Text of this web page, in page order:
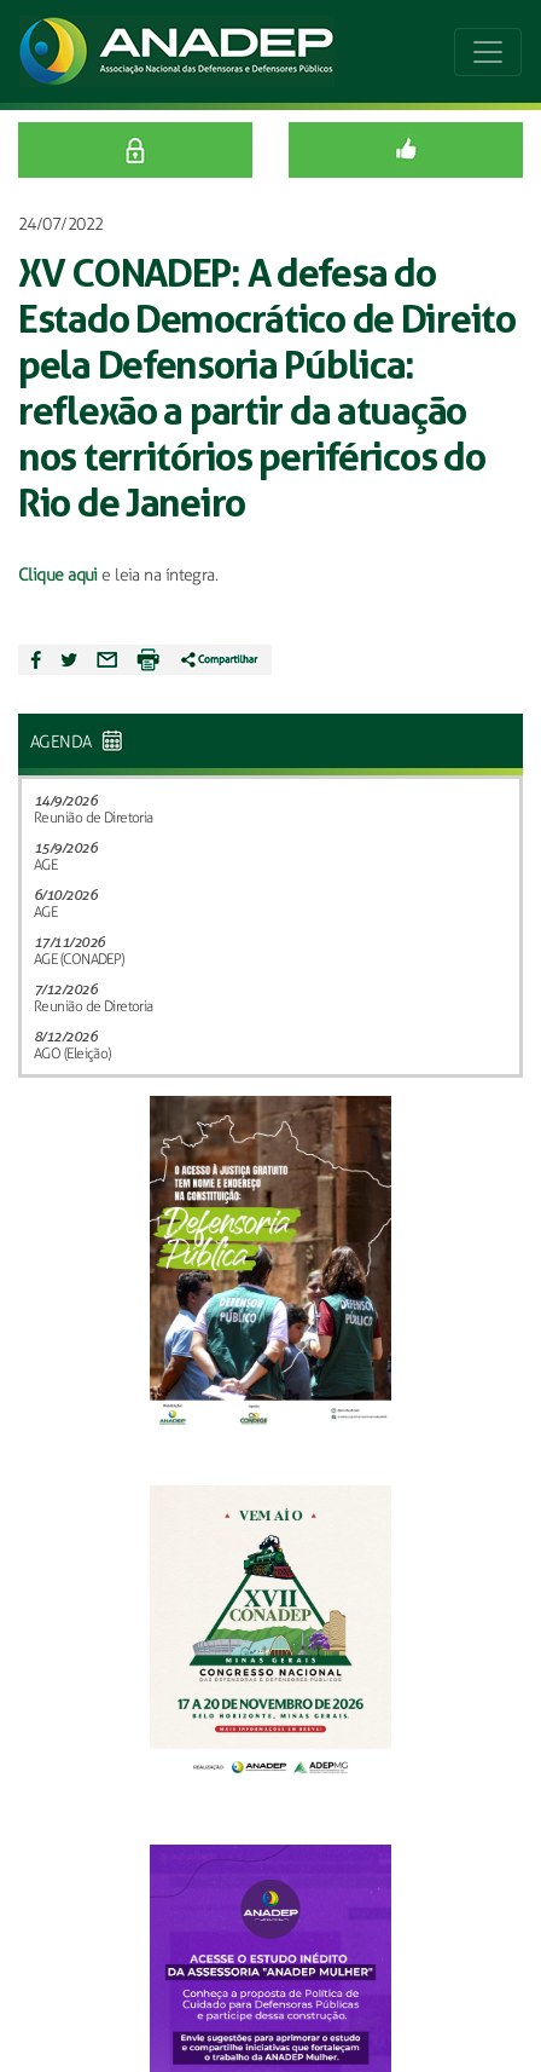
24/07/2022
XV CONADEP: A defesa do
Estado Democrático de Direito
pela Defensoria Pública:
reflexão a partir da atuação
nos territórios periféricos do
Rio de Janeiro
Clique aquie leia na íntegra.
AGENDA
14/9/2026
Reunião de Diretoria
15/9/2026
AGE
6/10/2026
AGE
17/11/2026
AGE (CONADEP)
7/12/2026
Reunião de Diretoria
8/12/2026
AGO (Eleição)